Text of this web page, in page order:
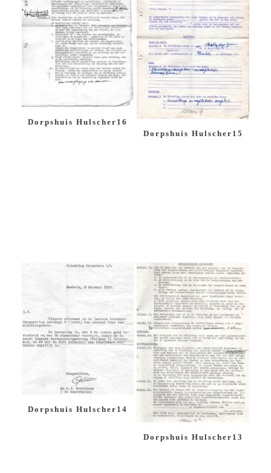
Dorpshuis Hulscher16
Dorpshuis Hulscher15
Dorpshuis Hulscher14
Dorpshuis Hulscher13